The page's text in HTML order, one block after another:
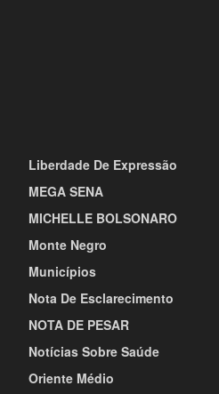
Liberdade De Expressão
MEGA SENA
MICHELLE BOLSONARO
Monte Negro
Municípios
Nota De Esclarecimento
NOTA DE PESAR
Notícias Sobre Saúde
Oriente Médio